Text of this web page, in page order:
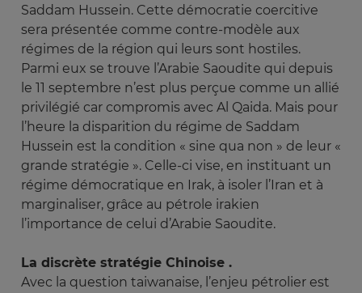
Saddam Hussein. Cette démocratie coercitive
sera présentée comme contre-modèle aux
régimes de la région qui leurs sont hostiles.
Parmi eux se trouve l’Arabie Saoudite qui depuis
le 11 septembre n’est plus perçue comme un allié
privilégié car compromis avec Al Qaida. Mais pour
l’heure la disparition du régime de Saddam
Hussein est la condition « sine qua non » de leur «
grande stratégie ». Celle-ci vise, en instituant un
régime démocratique en Irak, à isoler l’Iran et à
marginaliser, grâce au pétrole irakien
l’importance de celui d’Arabie Saoudite.
La discrète stratégie Chinoise .
Avec la question taiwanaise, l’enjeu pétrolier est